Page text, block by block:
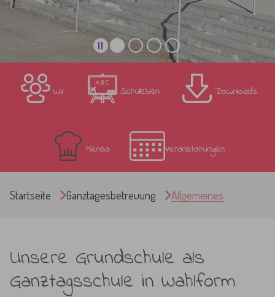
Wir Schulleben Downloads
Mensa Veranstaltungen
Startseite Ganztagesbetreuung Allgemeines
Unsere Grundschule als
Ganztagsschule in Wahlform